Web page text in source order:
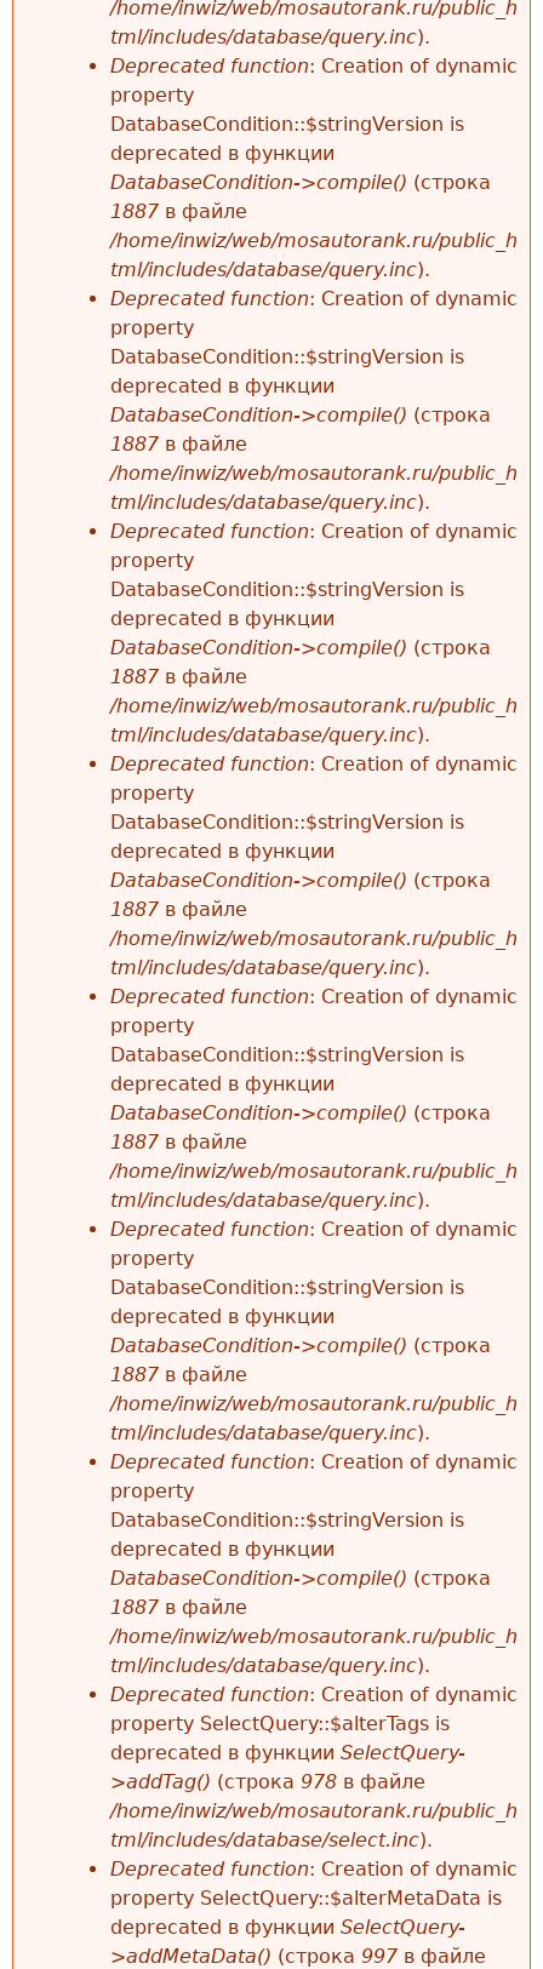
ю
б
к
/home/inwiz/web/mosautorank.ru/public_h
tml/includes/database/query.inc).
Deprecated function: Creation of dynamic
property
DatabaseCondition::$stringVersion is
deprecated в функции
DatabaseCondition->compile() (строка
1887 в файле
/home/inwiz/web/mosautorank.ru/public_h
tml/includes/database/query.inc).
Deprecated function: Creation of dynamic
property
DatabaseCondition::$stringVersion is
deprecated в функции
DatabaseCondition->compile() (строка
1887 в файле
/home/inwiz/web/mosautorank.ru/public_h
tml/includes/database/query.inc).
Deprecated function: Creation of dynamic
property
DatabaseCondition::$stringVersion is
deprecated в функции
DatabaseCondition->compile() (строка
1887 в файле
/home/inwiz/web/mosautorank.ru/public_h
tml/includes/database/query.inc).
Deprecated function: Creation of dynamic
property
DatabaseCondition::$stringVersion is
deprecated в функции
DatabaseCondition->compile() (строка
1887 в файле
/home/inwiz/web/mosautorank.ru/public_h
tml/includes/database/query.inc).
Deprecated function: Creation of dynamic
property
DatabaseCondition::$stringVersion is
deprecated в функции
DatabaseCondition->compile() (строка
1887 в файле
/home/inwiz/web/mosautorank.ru/public_h
tml/includes/database/query.inc).
Deprecated function: Creation of dynamic
property
DatabaseCondition::$stringVersion is
deprecated в функции
DatabaseCondition->compile() (строка
1887 в файле
/home/inwiz/web/mosautorank.ru/public_h
tml/includes/database/query.inc).
Deprecated function: Creation of dynamic
property
DatabaseCondition::$stringVersion is
deprecated в функции
DatabaseCondition->compile() (строка
1887 в файле
/home/inwiz/web/mosautorank.ru/public_h
tml/includes/database/query.inc).
Deprecated function: Creation of dynamic
property SelectQuery::$alterTags is
deprecated в функции SelectQuery-
>addTag() (строка 978 в файле
/home/inwiz/web/mosautorank.ru/public_h
tml/includes/database/select.inc).
Deprecated function: Creation of dynamic
property SelectQuery::$alterMetaData is
deprecated в функции SelectQuery-
>addMetaData() (строка 997 в файле